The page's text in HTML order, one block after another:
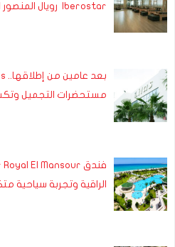
Iberostar رويال المنصور المهدية يطلق Pila…
مستحضرات التجميل
الراقية وتجربة سياحية